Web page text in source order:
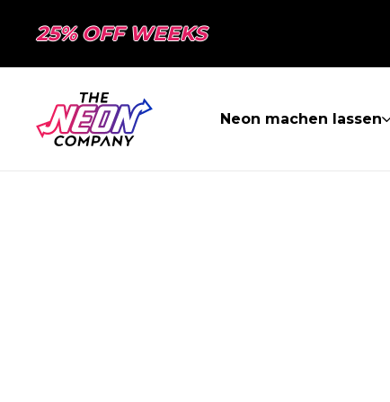
25% OFF WEEKS
Neon machen lassen